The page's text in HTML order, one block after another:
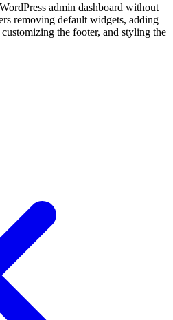
admin dashboard without
removing default widgets, adding
the footer, and styling the